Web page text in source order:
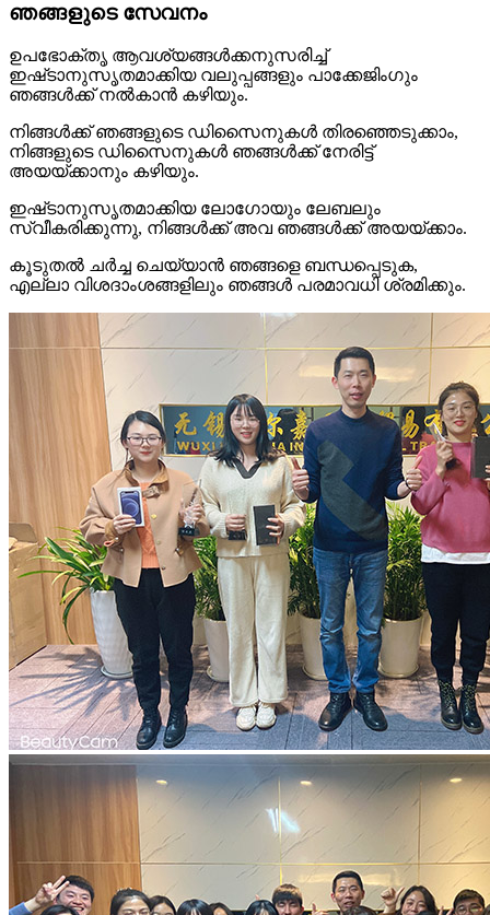
ഞങ്ങളുടെ സേവനം
ഉപഭോക്തൃ ആവശ്യങ്ങൾക്കനുസരിച്ച്
ഇഷ്‌ടാനുസൃതമാക്കിയ വലുപ്പങ്ങളും പാക്കേജിംഗും
ഞങ്ങൾക്ക് നൽകാൻ കഴിയും.
നിങ്ങൾക്ക് ഞങ്ങളുടെ ഡിസൈനുകൾ തിരഞ്ഞെടുക്കാം,
നിങ്ങളുടെ ഡിസൈനുകൾ ഞങ്ങൾക്ക് നേരിട്ട്
അയയ്ക്കാനും കഴിയും.
ഇഷ്‌ടാനുസൃതമാക്കിയ ലോഗോയും ലേബലും
സ്വീകരിക്കുന്നു, നിങ്ങൾക്ക് അവ ഞങ്ങൾക്ക് അയയ്‌ക്കാം.
കൂടുതൽ ചർച്ച ചെയ്യാൻ ഞങ്ങളെ ബന്ധപ്പെടുക,
എല്ലാ വിശദാംശങ്ങളിലും ഞങ്ങൾ പരമാവധി ശ്രമിക്കും.